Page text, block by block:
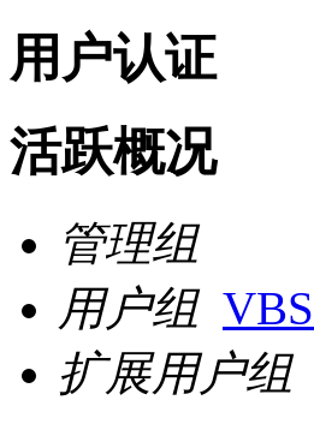
用户认证
活跃概况
管理组
用户组
扩展用户组